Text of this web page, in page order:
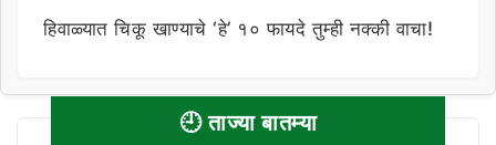
हिवाळ्यात चिकू खाण्याचे ‘हे’ १० फायदे तुम्ही नक्की वाचा!
🕘 ताज्या बातम्या